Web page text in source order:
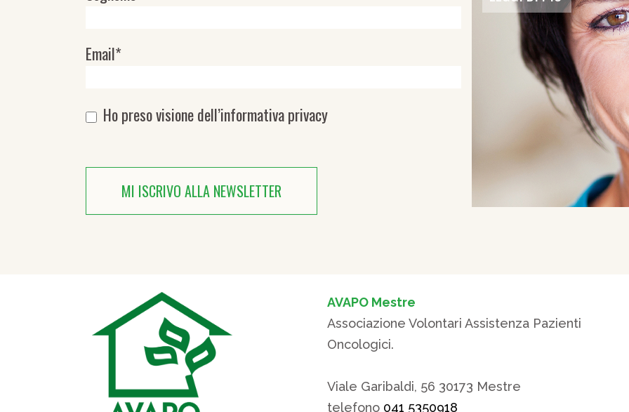
Email*
Ho preso visione dell’informativa privacy
MI ISCRIVO ALLA NEWSLETTER
AVAPO Mestre
Associazione Volontari Assistenza Pazienti
Oncologici.
Viale Garibaldi, 56 30173 Mestre
telefono 041 5350918